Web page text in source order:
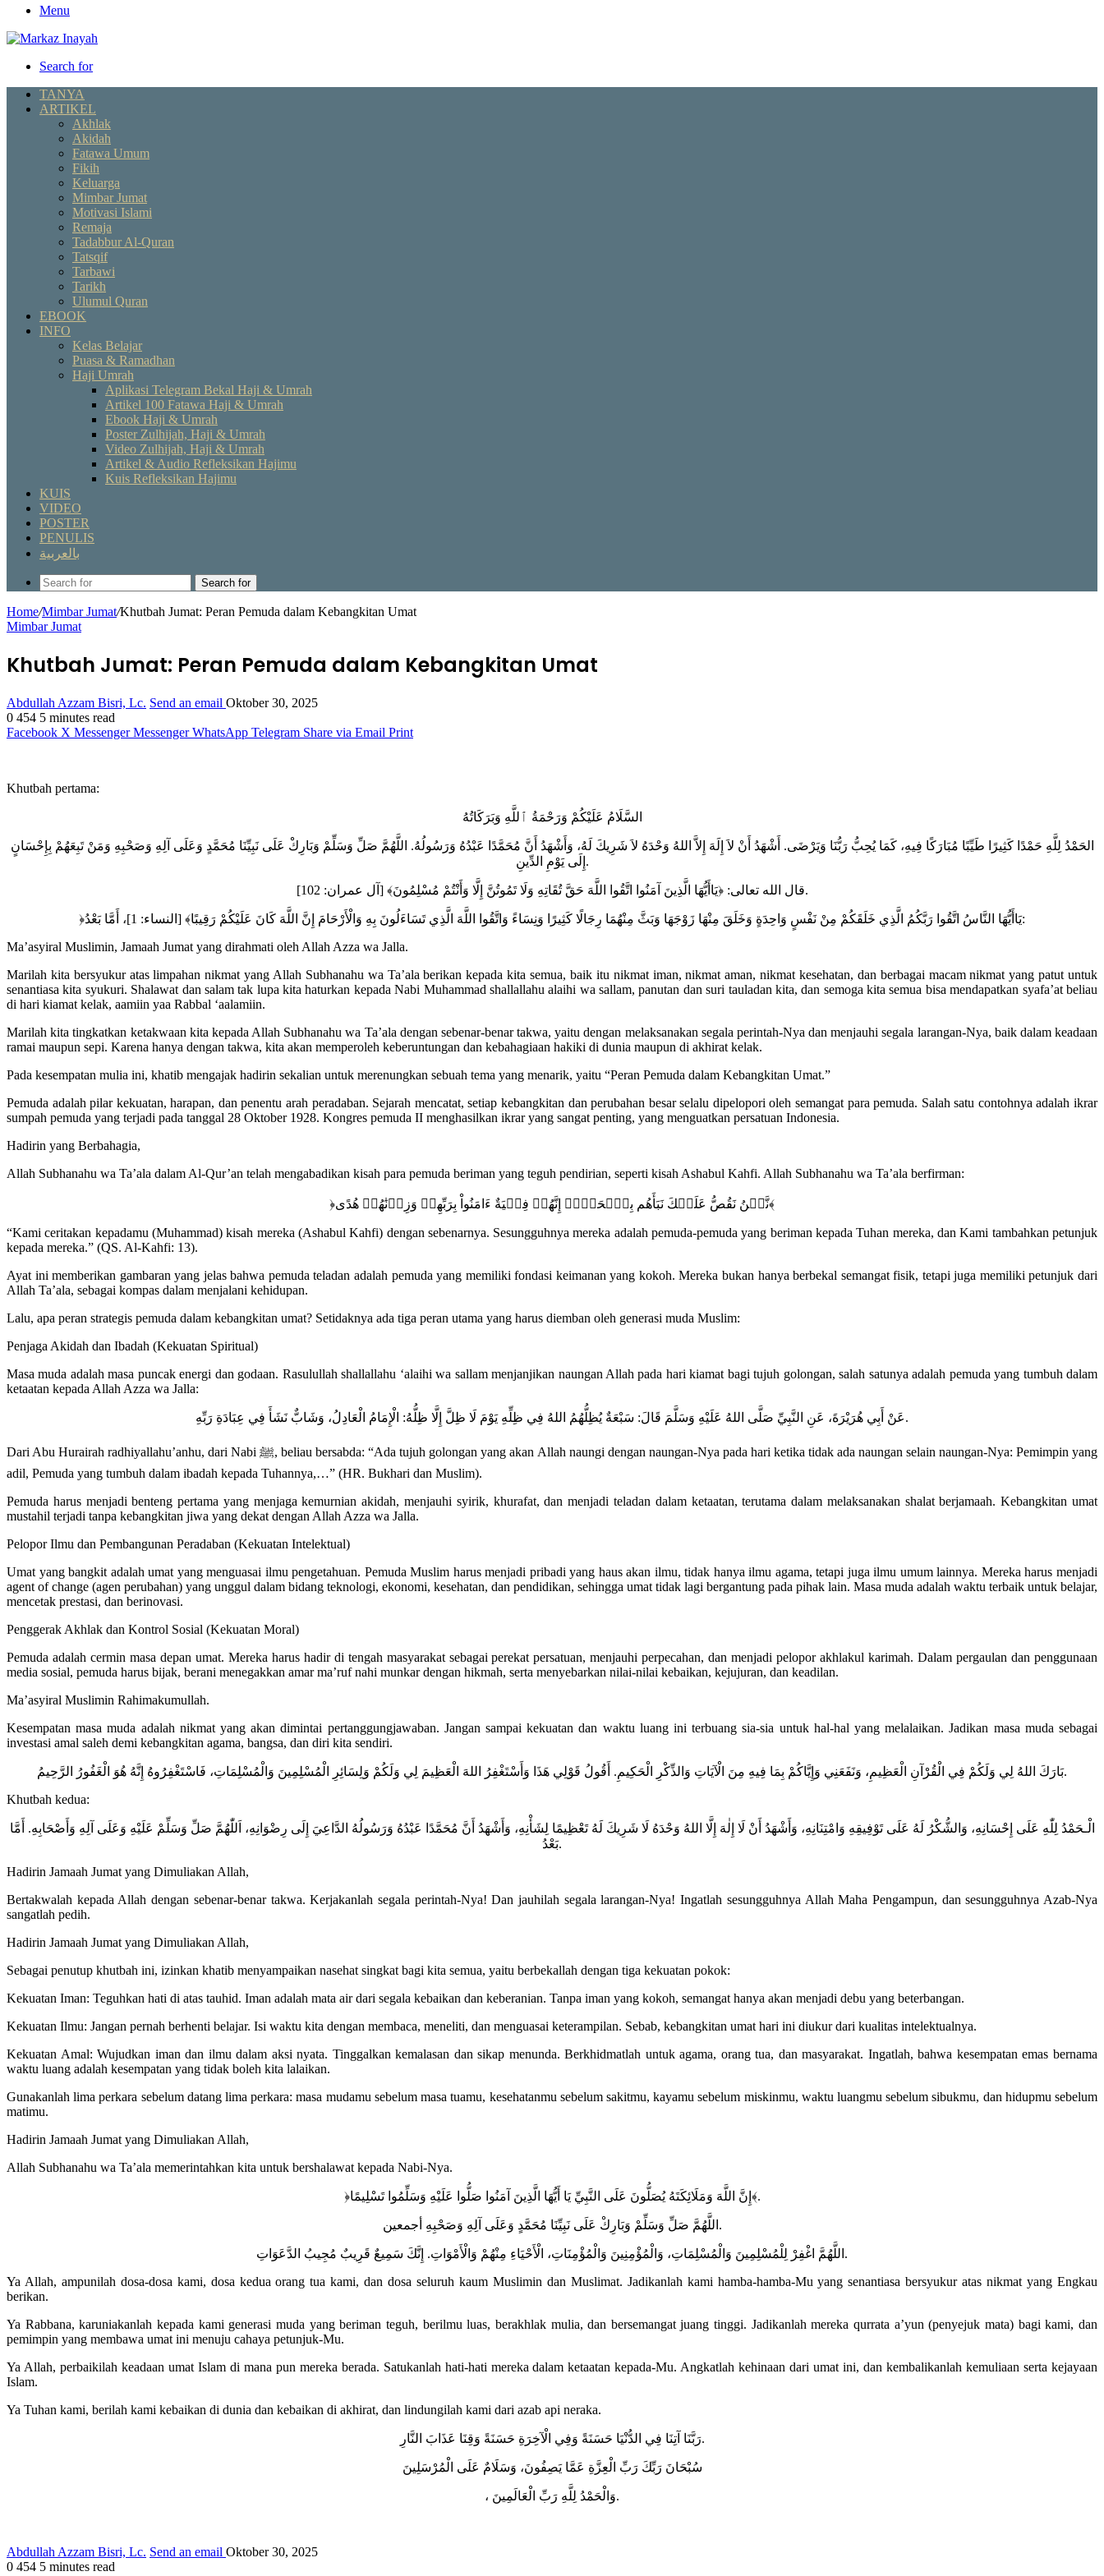
Menu
Search for
TANYA
ARTIKEL
Akhlak
Akidah
Fatawa Umum
Fikih
Keluarga
Mimbar Jumat
Motivasi Islami
Remaja
Tadabbur Al-Quran
Tatsqif
Tarbawi
Tarikh
Ulumul Quran
EBOOK
INFO
Kelas Belajar
Puasa & Ramadhan
Haji Umrah
Aplikasi Telegram Bekal Haji & Umrah
Artikel 100 Fatawa Haji & Umrah
Ebook Haji & Umrah
Poster Zulhijah, Haji & Umrah
Video Zulhijah, Haji & Umrah
Artikel & Audio Refleksikan Hajimu
Kuis Refleksikan Hajimu
KUIS
VIDEO
POSTER
PENULIS
بالعربية
Search for
Home/Mimbar Jumat/Khutbah Jumat: Peran Pemuda dalam Kebangkitan Umat
Mimbar Jumat
Khutbah Jumat: Peran Pemuda dalam Kebangkitan Umat
Abdullah Azzam Bisri, Lc. Send an email Oktober 30, 2025
0 454 5 minutes read
Facebook X Messenger Messenger WhatsApp Telegram Share via Email Print
Khutbah pertama:
السَّلَامُ عَلَيْكُمْ وَرَحْمَةُ ٱللَّهِ وَبَرَكَاتُهُ
الحَمْدُ لِلَّهِ حَمْدًا كَثِيرًا طَيِّبًا مُبَارَكًا فِيهِ، كَمَا يُحِبُّ رَبُّنَا وَيَرْضَى. أَشْهَدُ أَنْ لاَ إِلَهَ إِلاَّ اللهُ وَحْدَهُ لاَ شَرِيكَ لَهُ، وَأَشْهَدُ أَنَّ مُحَمَّدًا عَبْدُهُ وَرَسُولُهُ. اللَّهُمَّ صَلِّ وَسَلِّمْ وَبَارِكْ عَلَى نَبِيِّنَا مُحَمَّدٍ وَعَلَى آلِهِ وَصَحْبِهِ وَمَنْ تَبِعَهُمْ بِإِحْسَانٍ
إِلَى يَوْمِ الدِّينِ.
قال الله تعالى: ﴿يَاأَيُّهَا الَّذِينَ آمَنُوا اتَّقُوا اللَّهَ ‌حَقَّ ‌تُقَاتِهِ وَلَا تَمُوتُنَّ إِلَّا وَأَنْتُمْ مُسْلِمُونَ﴾ [آل عمران: 102].
﴿يَاأَيُّهَا النَّاسُ اتَّقُوا رَبَّكُمُ الَّذِي خَلَقَكُمْ مِنْ ‌نَفْسٍ ‌وَاحِدَةٍ وَخَلَقَ مِنْهَا زَوْجَهَا وَبَثَّ مِنْهُمَا رِجَالًا كَثِيرًا وَنِسَاءً وَاتَّقُوا اللَّهَ الَّذِي تَسَاءَلُونَ بِهِ وَالْأَرْحَامَ إِنَّ اللَّهَ كَانَ عَلَيْكُمْ رَقِيبًا﴾ [النساء: 1]، أَمَّا بَعْدُ:
Ma’asyiral Muslimin, Jamaah Jumat yang dirahmati oleh Allah Azza wa Jalla.
Marilah kita bersyukur atas limpahan nikmat yang Allah Subhanahu wa Ta’ala berikan kepada kita semua, baik itu nikmat iman, nikmat aman, nikmat kesehatan, dan berbagai macam nikmat yang patut untuk
senantiasa kita syukuri. Shalawat dan salam tak lupa kita haturkan kepada Nabi Muhammad shallallahu alaihi wa sallam, panutan dan suri tauladan kita, dan semoga kita semua bisa mendapatkan syafa’at beliau
di hari kiamat kelak, aamiin yaa Rabbal ‘aalamiin.
Marilah kita tingkatkan ketakwaan kita kepada Allah Subhanahu wa Ta’ala dengan sebenar-benar takwa, yaitu dengan melaksanakan segala perintah-Nya dan menjauhi segala larangan-Nya, baik dalam keadaan
ramai maupun sepi. Karena hanya dengan takwa, kita akan memperoleh keberuntungan dan kebahagiaan hakiki di dunia maupun di akhirat kelak.
Pada kesempatan mulia ini, khatib mengajak hadirin sekalian untuk merenungkan sebuah tema yang menarik, yaitu “Peran Pemuda dalam Kebangkitan Umat.”
Pemuda adalah pilar kekuatan, harapan, dan penentu arah peradaban. Sejarah mencatat, setiap kebangkitan dan perubahan besar selalu dipelopori oleh semangat para pemuda. Salah satu contohnya adalah ikrar
sumpah pemuda yang terjadi pada tanggal 28 Oktober 1928. Kongres pemuda II menghasilkan ikrar yang sangat penting, yang menguatkan persatuan Indonesia.
Hadirin yang Berbahagia,
Allah Subhanahu wa Ta’ala dalam Al-Qur’an telah mengabadikan kisah para pemuda beriman yang teguh pendirian, seperti kisah Ashabul Kahfi. Allah Subhanahu wa Ta’ala berfirman:
﴿نَّحۡنُ نَقُصُّ عَلَيۡكَ نَبَأَهُم بِٱلۡحَقِّۚ إِنَّهُمۡ فِتۡيَةٌ ءَامَنُواْ بِرَبِّهِمۡ وَزِدۡنَٰهُمۡ هُدًى﴾
“Kami ceritakan kepadamu (Muhammad) kisah mereka (Ashabul Kahfi) dengan sebenarnya. Sesungguhnya mereka adalah pemuda-pemuda yang beriman kepada Tuhan mereka, dan Kami tambahkan petunjuk
kepada mereka.” (QS. Al-Kahfi: 13).
Ayat ini memberikan gambaran yang jelas bahwa pemuda teladan adalah pemuda yang memiliki fondasi keimanan yang kokoh. Mereka bukan hanya berbekal semangat fisik, tetapi juga memiliki petunjuk dari
Allah Ta’ala, sebagai kompas dalam menjalani kehidupan.
Lalu, apa peran strategis pemuda dalam kebangkitan umat? Setidaknya ada tiga peran utama yang harus diemban oleh generasi muda Muslim:
Penjaga Akidah dan Ibadah (Kekuatan Spiritual)
Masa muda adalah masa puncak energi dan godaan. Rasulullah shallallahu ‘alaihi wa sallam menjanjikan naungan Allah pada hari kiamat bagi tujuh golongan, salah satunya adalah pemuda yang tumbuh dalam
ketaatan kepada Allah Azza wa Jalla:
عَنْ أَبِي هُرَيْرَةَ، عَنِ النَّبِيِّ صَلَّى اللهُ عَلَيْهِ وَسَلَّمَ قَالَ: سَبْعَةٌ يُظِلُّهُمُ اللهُ فِي ظِلِّهِ يَوْمَ لَا ظِلَّ إِلَّا ظِلُّهُ: الْإِمَامُ الْعَادِلُ، وَشَابٌّ نَشَأَ فِي عِبَادَةِ رَبِّهِ.
Dari Abu Hurairah radhiyallahu’anhu, dari Nabi ﷺ, beliau bersabda: “Ada tujuh golongan yang akan Allah naungi dengan naungan-Nya pada hari ketika tidak ada naungan selain naungan-Nya: Pemimpin yang
adil, Pemuda yang tumbuh dalam ibadah kepada Tuhannya,…” (HR. Bukhari dan Muslim).
Pemuda harus menjadi benteng pertama yang menjaga kemurnian akidah, menjauhi syirik, khurafat, dan menjadi teladan dalam ketaatan, terutama dalam melaksanakan shalat berjamaah. Kebangkitan umat
mustahil terjadi tanpa kebangkitan jiwa yang dekat dengan Allah Azza wa Jalla.
Pelopor Ilmu dan Pembangunan Peradaban (Kekuatan Intelektual)
Umat yang bangkit adalah umat yang menguasai ilmu pengetahuan. Pemuda Muslim harus menjadi pribadi yang haus akan ilmu, tidak hanya ilmu agama, tetapi juga ilmu umum lainnya. Mereka harus menjadi
agent of change (agen perubahan) yang unggul dalam bidang teknologi, ekonomi, kesehatan, dan pendidikan, sehingga umat tidak lagi bergantung pada pihak lain. Masa muda adalah waktu terbaik untuk belajar,
mencetak prestasi, dan berinovasi.
Penggerak Akhlak dan Kontrol Sosial (Kekuatan Moral)
Pemuda adalah cermin masa depan umat. Mereka harus hadir di tengah masyarakat sebagai perekat persatuan, menjauhi perpecahan, dan menjadi pelopor akhlakul karimah. Dalam pergaulan dan penggunaan
media sosial, pemuda harus bijak, berani menegakkan amar ma’ruf nahi munkar dengan hikmah, serta menyebarkan nilai-nilai kebaikan, kejujuran, dan keadilan.
Ma’asyiral Muslimin Rahimakumullah.
Kesempatan masa muda adalah nikmat yang akan dimintai pertanggungjawaban. Jangan sampai kekuatan dan waktu luang ini terbuang sia-sia untuk hal-hal yang melalaikan. Jadikan masa muda sebagai
investasi amal saleh demi kebangkitan agama, bangsa, dan diri kita sendiri.
بَارَكَ اللهُ لِي وَلَكُمْ فِي الْقُرْآنِ الْعَظِيمِ، وَنَفَعَنِي وَإِيَّاكُمْ بِمَا فِيهِ مِنَ الْآيَاتِ وَالذِّكْرِ الْحَكِيمِ. أَقُولُ قَوْلِي هَذَا وَأَسْتَغْفِرُ اللهَ الْعَظِيمَ لِي وَلَكُمْ وَلِسَائِرِ الْمُسْلِمِينَ وَالْمُسْلِمَاتِ، فَاسْتَغْفِرُوهُ إِنَّهُ هُوَ الْغَفُورُ الرَّحِيمُ.
Khutbah kedua:
الْـحَمْدُ لِلّٰهِ عَلَى إِحْسَانِهِ، وَالشُّكْرُ لَهُ عَلَى تَوْفِيقِهِ وَامْتِنَانِهِ، وَأَشْهَدُ أَنْ لَا إِلٰهَ إِلَّا اللهُ وَحْدَهُ لَا شَرِيكَ لَهُ تَعْظِيمًا لِشَأْنِهِ، وَأَشْهَدُ أَنَّ مُحَمَّدًا عَبْدُهُ وَرَسُولُهُ الدَّاعِيَ إِلَى رِضْوَانِهِ، اَللّٰهُمَّ صَلِّ وَسَلِّمْ عَلَيْهِ وَعَلَى آلِهِ وَأَصْحَابِهِ. أَمَّا
بَعْدُ.
Hadirin Jamaah Jumat yang Dimuliakan Allah,
Bertakwalah kepada Allah dengan sebenar-benar takwa. Kerjakanlah segala perintah-Nya! Dan jauhilah segala larangan-Nya! Ingatlah sesungguhnya Allah Maha Pengampun, dan sesungguhnya Azab-Nya
sangatlah pedih.
Hadirin Jamaah Jumat yang Dimuliakan Allah,
Sebagai penutup khutbah ini, izinkan khatib menyampaikan nasehat singkat bagi kita semua, yaitu berbekallah dengan tiga kekuatan pokok:
Kekuatan Iman: Teguhkan hati di atas tauhid. Iman adalah mata air dari segala kebaikan dan keberanian. Tanpa iman yang kokoh, semangat hanya akan menjadi debu yang beterbangan.
Kekuatan Ilmu: Jangan pernah berhenti belajar. Isi waktu kita dengan membaca, meneliti, dan menguasai keterampilan. Sebab, kebangkitan umat hari ini diukur dari kualitas intelektualnya.
Kekuatan Amal: Wujudkan iman dan ilmu dalam aksi nyata. Tinggalkan kemalasan dan sikap menunda. Berkhidmatlah untuk agama, orang tua, dan masyarakat. Ingatlah, bahwa kesempatan emas bernama
waktu luang adalah kesempatan yang tidak boleh kita lalaikan.
Gunakanlah lima perkara sebelum datang lima perkara: masa mudamu sebelum masa tuamu, kesehatanmu sebelum sakitmu, kayamu sebelum miskinmu, waktu luangmu sebelum sibukmu, dan hidupmu sebelum
matimu.
Hadirin Jamaah Jumat yang Dimuliakan Allah,
Allah Subhanahu wa Ta’ala memerintahkan kita untuk bershalawat kepada Nabi-Nya.
﴿إِنَّ اللَّهَ وَمَلَائِكَتَهُ يُصَلُّونَ عَلَى النَّبِيِّ يَا أَيُّهَا الَّذِينَ آمَنُوا صَلُّوا عَلَيْهِ وَسَلِّمُوا تَسْلِيمًا﴾.
اللَّهُمَّ صَلِّ وَسَلِّمْ وَبَارِكْ عَلَى نَبِيِّنَا مُحَمَّدٍ وَعَلَى آلِهِ وَصَحْبِهِ أجمعين.
اللَّهُمَّ اغْفِرْ لِلْمُسْلِمِينَ وَالْمُسْلِمَاتِ، وَالْمُؤْمِنِينَ وَالْمُؤْمِنَاتِ، الْأَحْيَاءِ مِنْهُمْ وَالْأَمْوَاتِ. إِنَّكَ سَمِيعٌ قَرِيبٌ مُجِيبُ الدَّعَوَاتِ.
Ya Allah, ampunilah dosa-dosa kami, dosa kedua orang tua kami, dan dosa seluruh kaum Muslimin dan Muslimat. Jadikanlah kami hamba-hamba-Mu yang senantiasa bersyukur atas nikmat yang Engkau
berikan.
Ya Rabbana, karuniakanlah kepada kami generasi muda yang beriman teguh, berilmu luas, berakhlak mulia, dan bersemangat juang tinggi. Jadikanlah mereka qurrata a’yun (penyejuk mata) bagi kami, dan
pemimpin yang membawa umat ini menuju cahaya petunjuk-Mu.
Ya Allah, perbaikilah keadaan umat Islam di mana pun mereka berada. Satukanlah hati-hati mereka dalam ketaatan kepada-Mu. Angkatlah kehinaan dari umat ini, dan kembalikanlah kemuliaan serta kejayaan
Islam.
Ya Tuhan kami, berilah kami kebaikan di dunia dan kebaikan di akhirat, dan lindungilah kami dari azab api neraka.
رَبَّنَا آتِنَا فِي الدُّنْيَا حَسَنَةً وَفِي الْآخِرَةِ حَسَنَةً وَقِنَا عَذَابَ النَّارِ.
سُبْحَانَ رَبِّكَ رَبِّ الْعِزَّةِ عَمَّا يَصِفُونَ، وَسَلَامٌ عَلَى الْمُرْسَلِينَ
، وَالْحَمْدُ لِلَّهِ رَبِّ الْعَالَمِينَ.
Abdullah Azzam Bisri, Lc. Send an email Oktober 30, 2025
0 454 5 minutes read